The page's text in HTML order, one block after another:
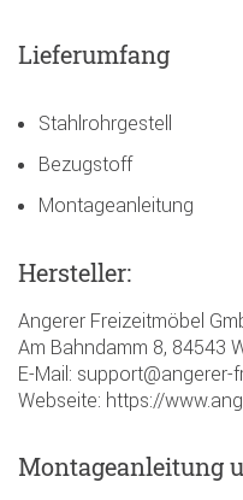
Lieferumfang
Stahlrohrgestell
Bezugstoff
Montageanleitung
Hersteller:
Angerer Freizeitmöbel
Am Bahndamm 8, 84543
E-Mail: support@angerer-
Webseite: https://
Montageanleitung